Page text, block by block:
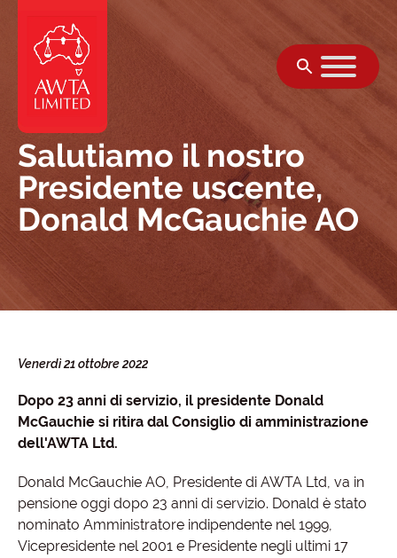
Salutiamo il nostro
Presidente uscente,
Donald McGauchie AO
Venerdì 21 ottobre 2022
Dopo 23 anni di servizio, il presidente Donald
McGauchie si ritira dal Consiglio di amministrazione
dell'AWTA Ltd.
Donald McGauchie AO, Presidente di AWTA Ltd, va in
pensione oggi dopo 23 anni di servizio. Donald è stato
nominato Amministratore indipendente nel 1999,
Vicepresidente nel 2001 e Presidente negli ultimi 17